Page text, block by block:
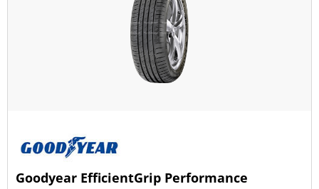
Goodyear EfficientGrip Performance